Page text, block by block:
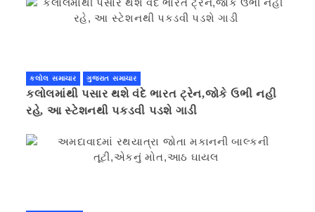
કલોલ સમાચાર ગુજરાત સમાચાર
કલોલમાંથી પસાર થશે વંદે ભારત ટ્રેન,જોકે ઉભી નહી
રહે, આ સ્ટેશનથી પકડવી પડશે ગાડી